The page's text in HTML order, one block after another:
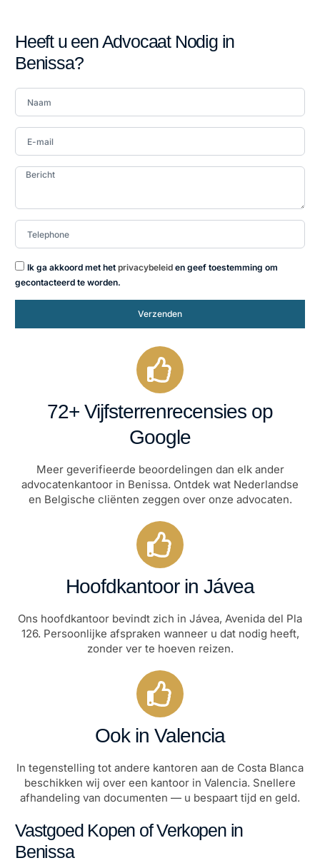
Heeft u een Advocaat Nodig in
Benissa?
Ik ga akkoord met het privacybeleid en geef toestemming om
gecontacteerd te worden.
Verzenden
72+ Vijfsterrenrecensies op
Google
Meer geverifieerde beoordelingen dan elk ander
advocatenkantoor in Benissa. Ontdek wat Nederlandse
en Belgische cliënten zeggen over onze advocaten.
Hoofdkantoor in Jávea
Ons hoofdkantoor bevindt zich in Jávea, Avenida del Pla
126. Persoonlijke afspraken wanneer u dat nodig heeft,
zonder ver te hoeven reizen.
Ook in Valencia
In tegenstelling tot andere kantoren aan de Costa Blanca
beschikken wij over een kantoor in Valencia. Snellere
afhandeling van documenten — u bespaart tijd en geld.
Vastgoed Kopen of Verkopen in
Benissa